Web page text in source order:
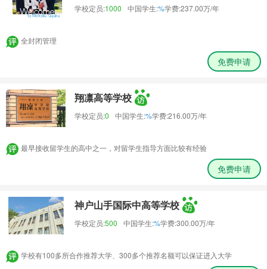
学校定员:1000 中国学生:%学费:237.00万/年
全封闭管理
免费申请
翔凛高等学校
学校定员:0 中国学生:%学费:216.00万/年
最早接收留学生的高中之一，对留学生指导方面比较有经验
免费申请
神户山手国际中高等学校
学校定员:500 中国学生:%学费:300.00万/年
学校有100多所合作推荐大学、300多个推荐名额可以保证进入大学